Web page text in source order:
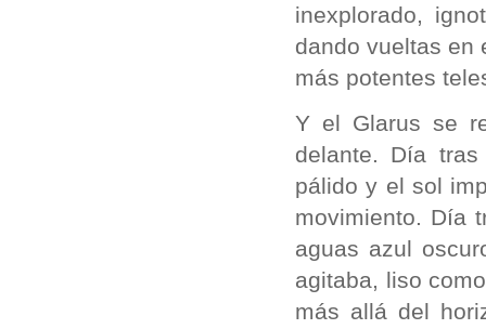
inexplorado,
dando vueltas en
más potentes
Y el Glarus se
delante. Día
pálido y el sol
movimiento. Día
aguas azul
agitaba, liso
más allá del